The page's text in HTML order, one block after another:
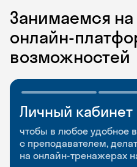
Занимаемся
онлайн-
возможностей
Личный кабинет
чтобы в любое удобное
с преподавателем,
на онлайн-тренажерах
Мобильное
приложение
чтобы заниматься и
и когда удобно
Разговорные
и Talks
Групповые занятия для
и индивидуальные